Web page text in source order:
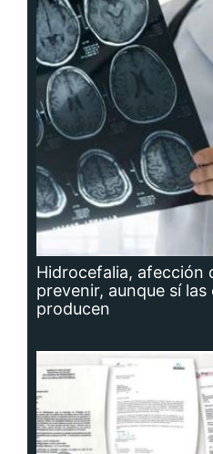
Hidrocefalia, afección
prevenir, aunque sí las
producen